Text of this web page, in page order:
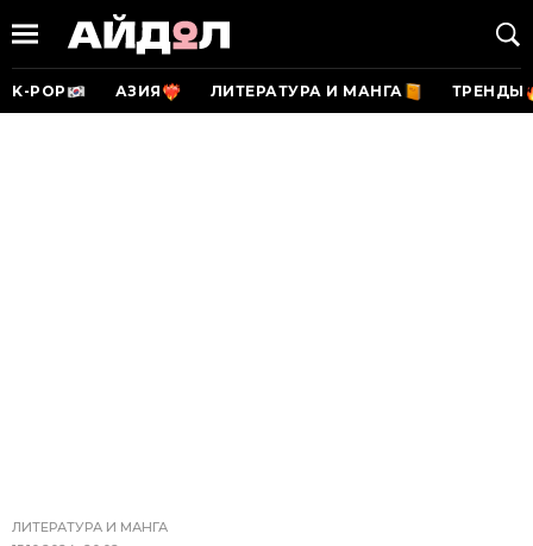
K-POP АЗИЯ ЛИТЕРАТУРА И МАНГА ТРЕНДЫ
ЛИТЕРАТУРА И МАНГА